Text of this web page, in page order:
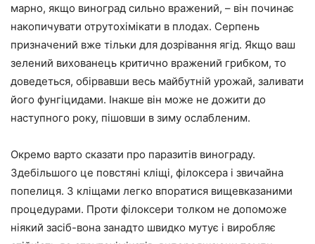
марно, якщо виноград сильно вражений, – він починає
накопичувати отрутохімікати в плодах. Серпень
призначений вже тільки для дозрівання ягід. Якщо ваш
зелений вихованець критично вражений грибком, то
доведеться, обірвавши весь майбутній урожай, заливати
його фунгіцидами. Інакше він може не дожити до
наступного року, пішовши в зиму ослабленим.
Окремо варто сказати про паразитів винограду.
Здебільшого це повстяні кліщі, філоксера і звичайна
попелиця. З кліщами легко впоратися вищевказаними
процедурами. Проти філоксери толком не допоможе
ніякий засіб-вона занадто швидко мутує і виробляє